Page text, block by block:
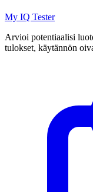
My IQ Tester
Arvioi potentiaalisi
tulokset, käytännön